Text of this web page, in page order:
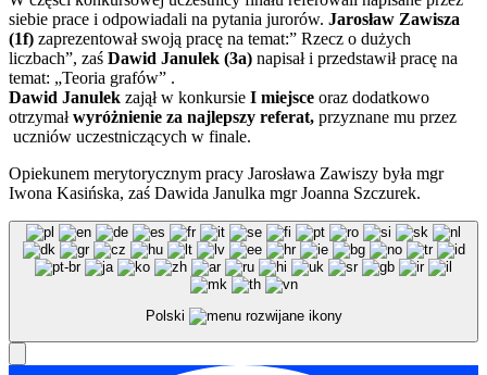
siebie prace i odpowiadali na pytania jurorów. Jarosław Zawisza
(1f) zaprezentował swoją pracę na temat:” Rzecz o dużych
liczbach”, zaś Dawid Janulek (3a) napisał i przedstawił pracę na
temat: „Teoria grafów” .
Dawid Janulek zajął w konkursie I miejsce oraz dodatkowo
otrzymałwyróżnienie za najlepszy referat, przyznane mu przez
uczniów uczestniczących w finale.
Opiekunem merytorycznym pracy Jarosława Zawiszy była mgr
Iwona Kasińska, zaś Dawida Janulka mgr Joanna Szczurek.
Polski